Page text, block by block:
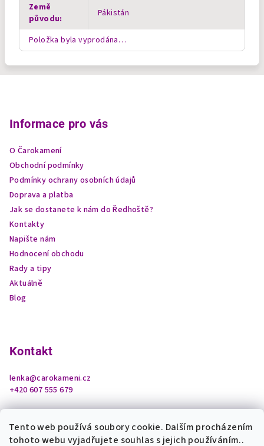
Tento web používá soubory cookie. Dalším procházením
tohoto webu vyjadřujete souhlas s jejich používáním..
Země
původu: Pákistán
Položka byla vyprodána…
Informace pro vás
O Čarokamení
Obchodní podmínky
Podmínky ochrany osobních údajů
Doprava a platba
Jak se dostanete k nám do Ředhoště?
Kontakty
Napište nám
Hodnocení obchodu
Rady a tipy
Aktuálně
Blog
Kontakt
lenka@carokameni.cz
+420 607 555 679